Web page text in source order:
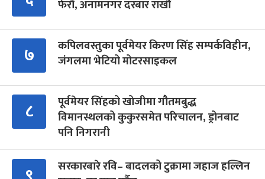
फेरौं, अनामनगर दरबार राखौं
७
कपिलवस्तुका पूर्वमेयर किरण सिंह सम्पर्कविहीन,
जंगलमा भेटियो मोटरसाइकल
८
पूर्वमेयर सिंहको खोजीमा गौतमबुद्ध
विमानस्थलको कुकुरसमेत परिचालन, ड्रोनबाट
पनि निगरानी
सरकारबारे रवि– बादलको टुक्रामा जहाज हल्लिन